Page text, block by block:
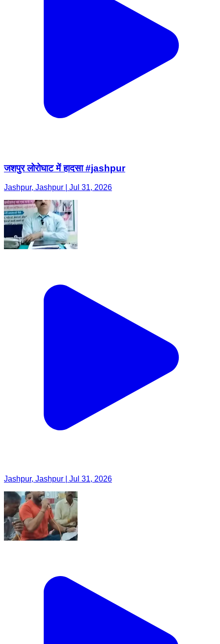
जशपुर लोरोघाट में हादसा #jashpur
Jashpur, Jashpur | Jul 31, 2026
Jashpur, Jashpur | Jul 31, 2026